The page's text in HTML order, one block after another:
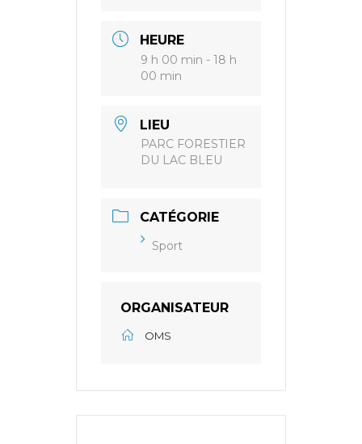
HEURE
9 h 00 min - 18 h
00 min
LIEU
PARC FORESTIER
DU LAC BLEU
CATÉGORIE
Sport
ORGANISATEUR
OMS